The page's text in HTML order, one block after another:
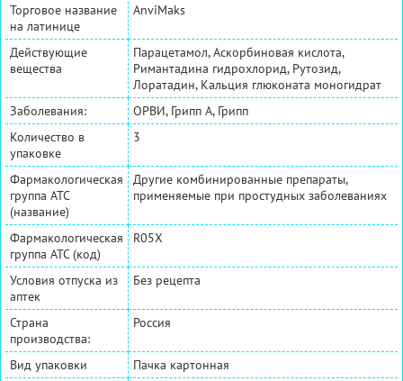
Торговое название
на латинице
AnviMaks
Действующие
вещества
Парацетамол, Аскорбиновая кислота,
Римантадина гидрохлорид, Рутозид,
Лоратадин, Кальция глюконата моногидрат
Заболевания:
ОРВИ, Грипп А, Грипп
Количество в
упаковке
3
Фармакологическая
группа АТС
(название)
Другие комбинированные препараты,
применяемые при простудных заболеваниях
Фармакологическая
группа АТС (код)
R05X
Условия отпуска из
аптек
Без рецепта
Страна
производства:
Россия
Вид упаковки
Пачка картонная